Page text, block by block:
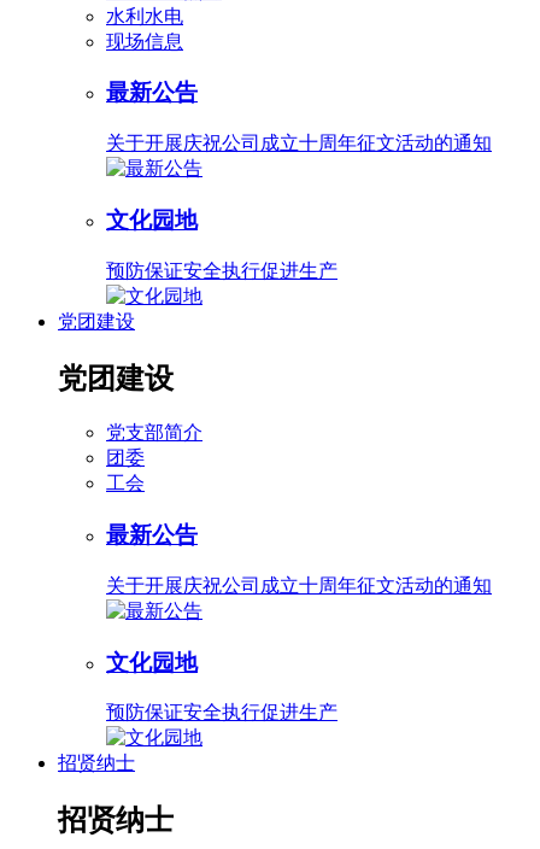
水利水电
现场信息
最新公告
关于开展庆祝公司成立十周年征文活动的通知
文化园地
预防保证安全执行促进生产
党团建设
党团建设
党支部简介
团委
工会
最新公告
关于开展庆祝公司成立十周年征文活动的通知
文化园地
预防保证安全执行促进生产
招贤纳士
招贤纳士